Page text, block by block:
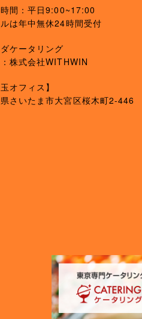
間：平日9:00~17:00
は年中無休24時間受付
ケータリング
株式会社WITHWIN
玉オフィス】
さいたま市大宮区桜木町2-446